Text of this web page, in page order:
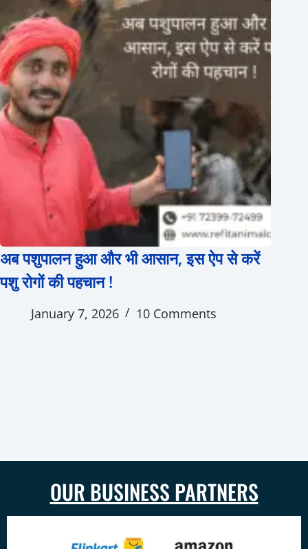
अब पशुपालन हुआ और भी आसान, इस ऐप से करें
पशु रोगों की पहचान !
January 7, 2026 10 Comments
OUR BUSINESS PARTNERS